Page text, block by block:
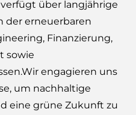
über langjährige
der erneuerbaren
Finanzierung,
sowie
engagieren uns
um nachhaltige
eine grüne Zukunft zu